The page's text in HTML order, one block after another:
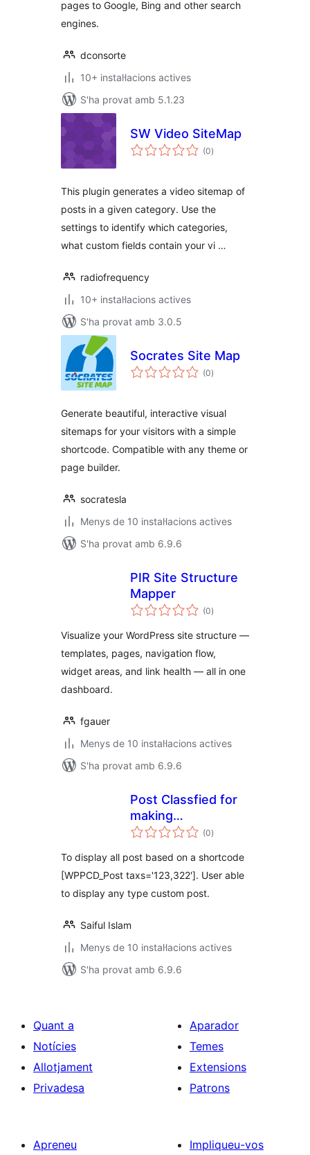
pages to Google, Bing and other search
engines.
dconsorte
10+ instal·lacions actives
S'ha provat amb 5.1.23
SW Video SiteMap
(0puntuacions
totals
)
This plugin generates a video sitemap of
posts in a given category. Use the
settings to identify which categories,
what custom fields contain your vi …
radiofrequency
10+ instal·lacions actives
S'ha provat amb 3.0.5
Socrates Site Map
(0puntuacions
totals
)
Generate beautiful, interactive visual
sitemaps for your visitors with a simple
shortcode. Compatible with any theme or
page builder.
socratesla
Menys de 10 instal·lacions actives
S'ha provat amb 6.9.6
PIR Site Structure
Mapper
(0puntuacions
totals
)
Visualize your WordPress site structure —
templates, pages, navigation flow,
widget areas, and link health — all in one
dashboard.
fgauer
Menys de 10 instal·lacions actives
S'ha provat amb 6.9.6
Post Classfied for
making
Documentation,
(0puntuacions
totals
)
To display all post based on a shortcode
[WPPCD_Post taxs='123,322']. User able
to display any type custom post.
Saiful Islam
Menys de 10 instal·lacions actives
S'ha provat amb 6.9.6
Quant a
Notícies
Allotjament
Privadesa
Aparador
Temes
Extensions
Patrons
Apreneu
Impliqueu-vos